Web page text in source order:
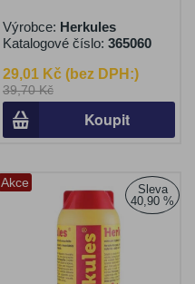
Výrobce: Herkules
Katalogové číslo: 365060
29,01 Kč (bez DPH:)
39,70 Kč
Koupit
Akce
Sleva
40,90 %